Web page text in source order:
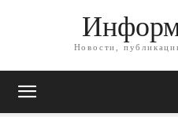
Новости,